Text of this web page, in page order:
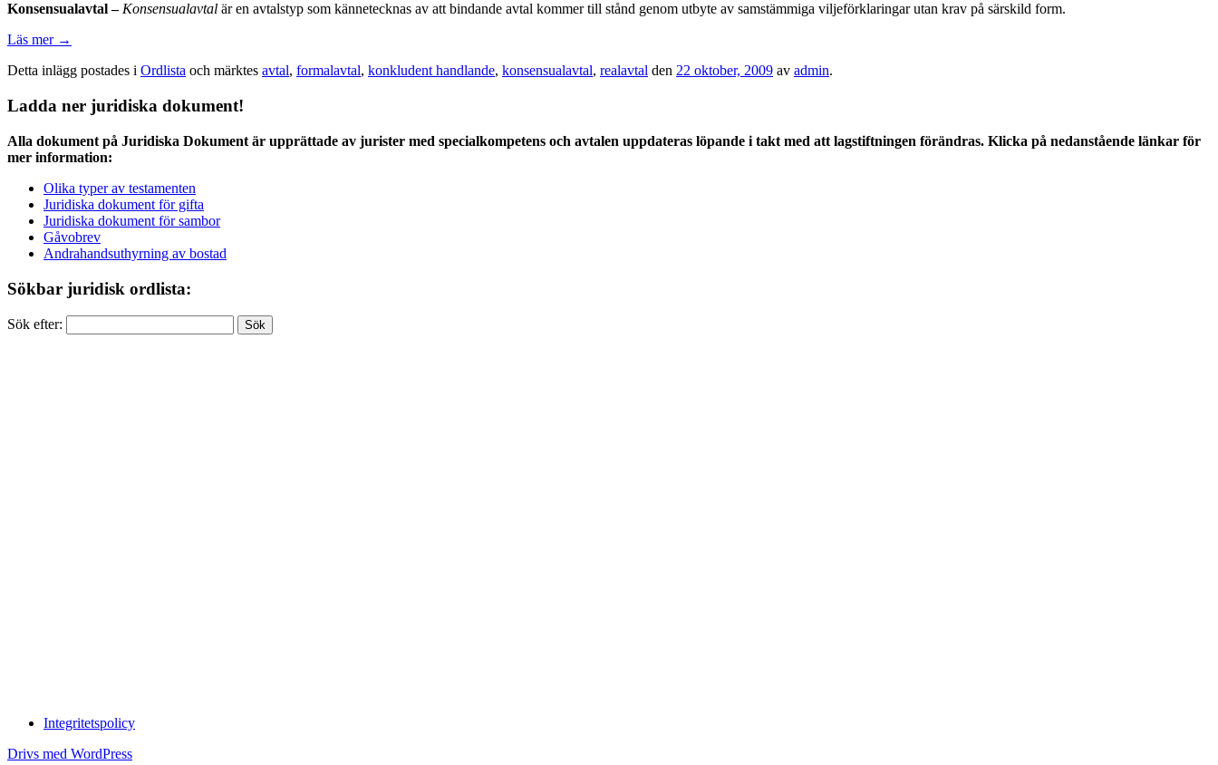
Konsensualavtal –Konsensualavtal är en avtalstyp som kännetecknas av att bindande avtal kommer till stånd genom utbyte av samstämmiga viljeförklaringar utan krav på särskild form.
Läs mer →
Detta inlägg postades i Ordlista och märktes avtal, formalavtal, konkludent handlande, konsensualavtal, realavtal den 22 oktober, 2009 av admin.
Ladda ner juridiska dokument!
Alla dokument på Juridiska Dokument är upprättade av jurister med specialkompetens och avtalen uppdateras löpande i takt med att lagstiftningen förändras. Klicka på nedanstående länkar för
mer information:
Olika typer av testamenten
Juridiska dokument för gifta
Juridiska dokument för sambor
Gåvobrev
Andrahandsuthyrning av bostad
Sökbar juridisk ordlista:
Sök efter:
Integritetspolicy
Drivs med WordPress